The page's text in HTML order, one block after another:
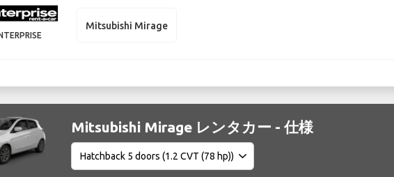
Mitsubishi Mirage
Mitsubishi Mirage レンタカー - 仕様